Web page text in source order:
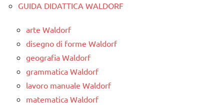
GUIDA DIDATTICA WALDORF
arte Waldorf
disegno di forme Waldorf
geografia Waldorf
grammatica Waldorf
lavoro manuale Waldorf
matematica Waldorf